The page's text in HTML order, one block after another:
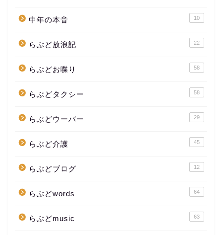
中年の本音 10
らぶど放浪記 22
らぶどお喋り 58
らぶどタクシー 58
らぶどウーバー 29
らぶど介護 45
らぶどブログ 12
らぶどwords 64
らぶどmusic 63